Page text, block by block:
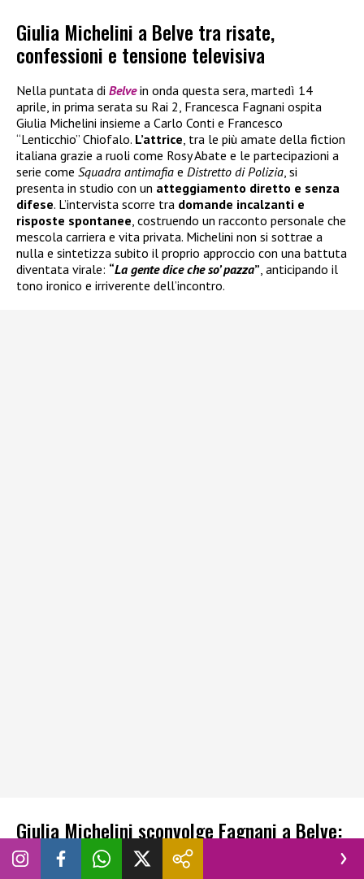
Giulia Michelini a Belve tra risate,
confessioni e tensione televisiva
Nella puntata di Belve in onda questa sera, martedì 14
aprile, in prima serata su Rai 2, Francesca Fagnani ospita
Giulia Michelini insieme a Carlo Conti e Francesco
“Lenticchio” Chiofalo. L’attrice , tra le più amate della fiction
italiana grazie a ruoli come Rosy Abate e le partecipazioni a
serie come Squadra antimafia e Distretto di Polizia , si
presenta in studio con un atteggiamento diretto e senza
difese. L’intervista scorre tra domande incalzanti e
risposte spontanee , costruendo un racconto personale che
mescola carriera e vita privata. Michelini non si sottrae a
nulla e sintetizza subito il proprio approccio con una battuta
diventata virale: “La gente dice che so’ pazza” , anticipando il
tono ironico e irriverente dell’incontro.
Giulia Michelini sconvolge Fagnani a Belve:
dall’ayahuasca al figlio a 19 anni